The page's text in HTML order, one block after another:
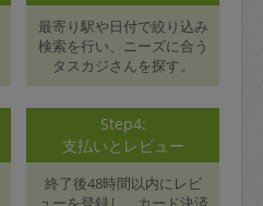
最寄り駅や日付で絞り込み
検索を行い、ニーズに合う
タスカジさんを探す。
Step4:
支払いとレビュー
終了後48時間以内にレビ